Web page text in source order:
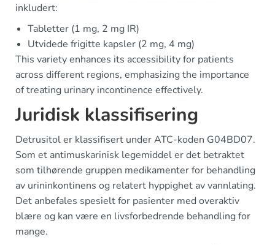
inkludert:
Tabletter (1 mg, 2 mg IR)
Utvidede frigitte kapsler (2 mg, 4 mg)
This variety enhances its accessibility for patients
across different regions, emphasizing the importance
of treating urinary incontinence effectively.
Juridisk klassifisering
Detrusitol er klassifisert under ATC-koden G04BD07.
Som et antimuskarinisk legemiddel er det betraktet
som tilhørende gruppen medikamenter for behandling
av urininkontinens og relatert hyppighet av vannlating.
Det anbefales spesielt for pasienter med overaktiv
blære og kan være en livsforbedrende behandling for
mange.